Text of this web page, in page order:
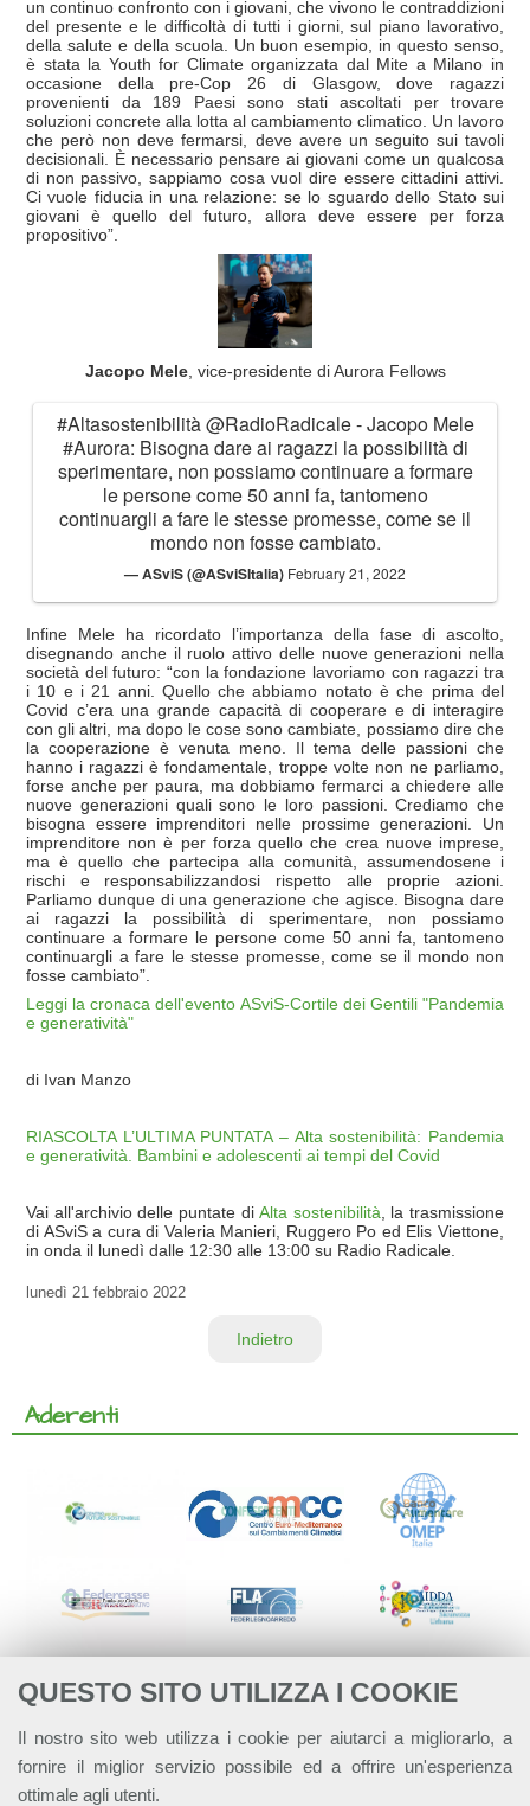
QUESTO SITO UTILIZZA I COOKIE
Il nostro sito web utilizza i cookie per aiutarci a migliorarlo, a
fornire il miglior servizio possibile ed a offrire un'esperienza
ottimale agli utenti.
un continuo confronto con i giovani, che vivono le contraddizioni
del presente e le difficoltà di tutti i giorni, sul piano lavorativo,
della salute e della scuola. Un buon esempio, in questo senso,
è stata la Youth for Climate organizzata dal Mite a Milano in
occasione della pre-Cop 26 di Glasgow, dove ragazzi
provenienti da 189 Paesi sono stati ascoltati per trovare
soluzioni concrete alla lotta al cambiamento climatico. Un lavoro
che però non deve fermarsi, deve avere un seguito sui tavoli
decisionali. È necessario pensare ai giovani come un qualcosa
di non passivo, sappiamo cosa vuol dire essere cittadini attivi.
Ci vuole fiducia in una relazione: se lo sguardo dello Stato sui
giovani è quello del futuro, allora deve essere per forza
propositivo”.
Jacopo Mele, vice-presidente di Aurora Fellows
#Altasostenibilità@RadioRadicale- Jacopo Mele
#Aurora: Bisogna dare ai ragazzi la possibilità di
sperimentare, non possiamo continuare a formare
le persone come 50 anni fa, tantomeno
continuargli a fare le stesse promesse, come se il
mondo non fosse cambiato.
— ASviS (@ASviSItalia) February 21, 2022
Infine Mele ha ricordato l’importanza della fase di ascolto,
disegnando anche il ruolo attivo delle nuove generazioni nella
società del futuro: “con la fondazione lavoriamo con ragazzi tra
i 10 e i 21 anni. Quello che abbiamo notato è che prima del
Covid c’era una grande capacità di cooperare e di interagire
con gli altri, ma dopo le cose sono cambiate, possiamo dire che
la cooperazione è venuta meno. Il tema delle passioni che
hanno i ragazzi è fondamentale, troppe volte non ne parliamo,
forse anche per paura, ma dobbiamo fermarci a chiedere alle
nuove generazioni quali sono le loro passioni. Crediamo che
bisogna essere imprenditori nelle prossime generazioni. Un
imprenditore non è per forza quello che crea nuove imprese,
ma è quello che partecipa alla comunità, assumendosene i
rischi e responsabilizzandosi rispetto alle proprie azioni.
Parliamo dunque di una generazione che agisce. Bisogna dare
ai ragazzi la possibilità di sperimentare, non possiamo
continuare a formare le persone come 50 anni fa, tantomeno
continuargli a fare le stesse promesse, come se il mondo non
fosse cambiato”.
Leggi la cronaca dell'evento ASviS-Cortile dei Gentili "Pandemia
e generatività"
di Ivan Manzo
RIASCOLTA L’ULTIMA PUNTATA – Alta sostenibilità: Pandemia
e generatività. Bambini e adolescenti ai tempi del Covid
Vai all'archivio delle puntate diAlta sostenibilità, la trasmissione
di ASviS a cura di Valeria Manieri, Ruggero Po ed Elis Viettone,
in onda il lunedì dalle 12:30 alle 13:00 su Radio Radicale.
lunedì 21 febbraio 2022
Indietro
Aderenti